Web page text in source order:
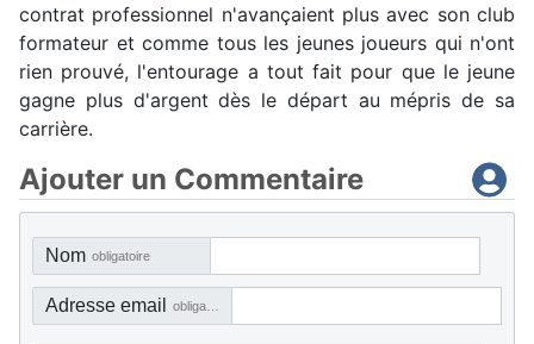
contrat professionnel n'avançaient plus avec son club
formateur et comme tous les jeunes joueurs qui n'ont
rien prouvé, l'entourage a tout fait pour que le jeune
gagne plus d'argent dès le départ au mépris de sa
carrière.
Ajouter un Commentaire
Nom obligatoire
Adresse email